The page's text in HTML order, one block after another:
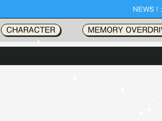
NEWS ! :
CHARACTER MEMORY